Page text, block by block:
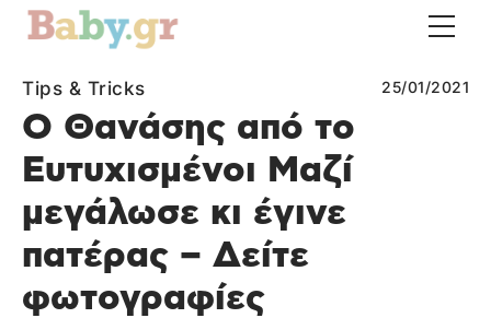
Tips & Tricks 25/01/2021
Ο Θανάσης από το
Ευτυχισμένοι Μαζί
μεγάλωσε κι έγινε
πατέρας – Δείτε
φωτογραφίες